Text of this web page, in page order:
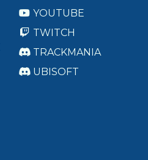
YOUTUBE
TWITCH
TRACKMANIA
UBISOFT